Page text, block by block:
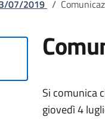
07/2019 /
Si comunica
giovedì 4